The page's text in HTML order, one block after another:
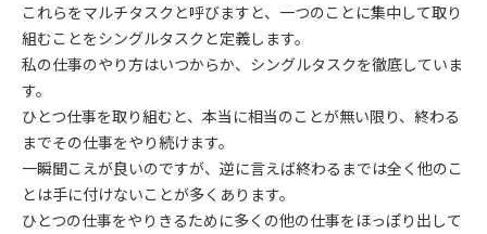
これらをマルチタスクと呼びますと、一つのことに集中して取り
組むことをシングルタスクと定義します。
私の仕事のやり方はいつからか、シングルタスクを徹底していま
す。
ひとつ仕事を取り組むと、本当に相当のことが無い限り、終わる
までその仕事をやり続けます。
一瞬聞こえが良いのですが、逆に言えば終わるまでは全く他のこ
とは手に付けないことが多くあります。
ひとつの仕事をやりきるために多くの他の仕事をほっぽり出して